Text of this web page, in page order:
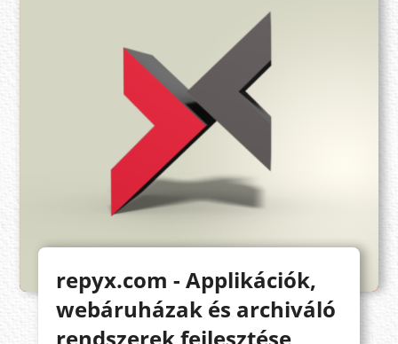
repyx.com - Applikációk,
webáruházak és archiváló
rendszerek fejlesztése